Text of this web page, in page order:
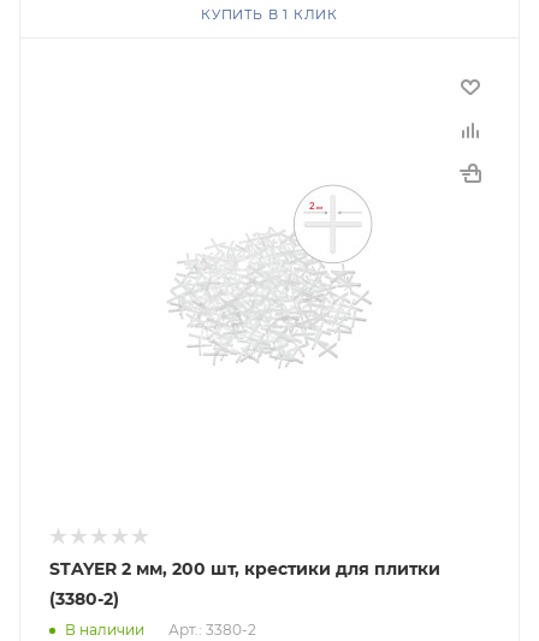
КУПИТЬ В 1 КЛИК
STAYER 2 мм, 200 шт, крестики для плитки
(3380-2)
В наличии Арт.: 3380-2